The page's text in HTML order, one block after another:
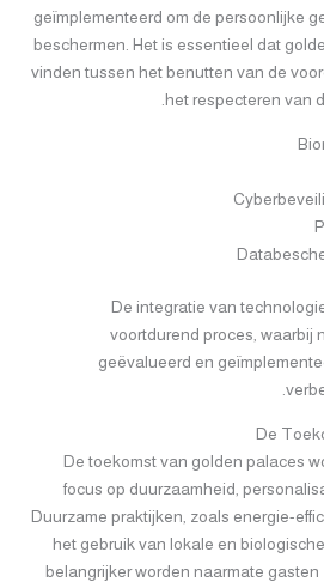
geïmplementeerd om de persoonlijke
beschermen. Het is essentieel dat
vinden tussen het benutten van de
het respecteren van
De integratie van
voortdurend proces, waarbij
geëvalueerd en
De
De toekomst van golden palaces
focus op duurzaamheid,
Duurzame praktijken, zoals energie-
het gebruik van lokale en
belangrijker worden naarmate